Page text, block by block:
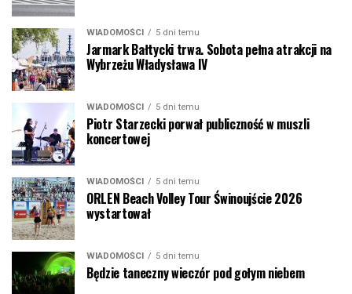
WIADOMOŚCI 5 dni temu
Jarmark Bałtycki trwa. Sobota pełna atrakcji na
Wybrzeżu Władysława IV
WIADOMOŚCI 5 dni temu
Piotr Starzecki porwał publiczność w muszli
koncertowej
WIADOMOŚCI 5 dni temu
ORLEN Beach Volley Tour Świnoujście 2026
wystartował
WIADOMOŚCI 5 dni temu
Będzie taneczny wieczór pod gołym niebem